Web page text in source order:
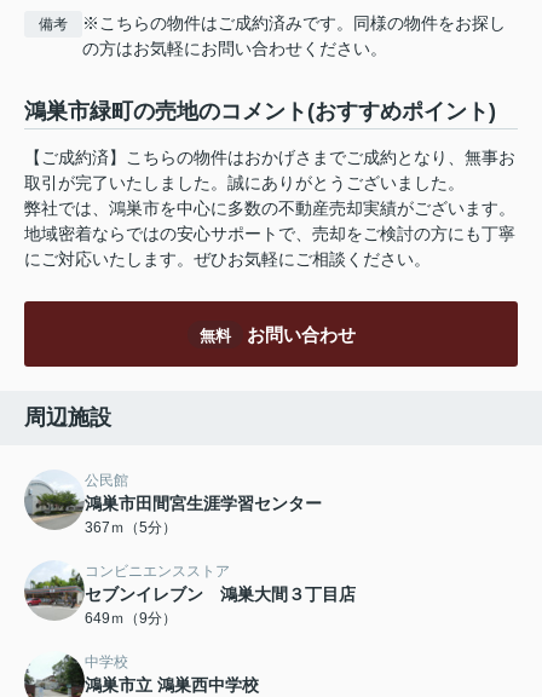
備考
※こちらの物件はご成約済みです。同様の物件をお探し
の方はお気軽にお問い合わせください。
鴻巣市緑町の売地のコメント(おすすめポイント)
【ご成約済】こちらの物件はおかげさまでご成約となり、無事お
取引が完了いたしました。誠にありがとうございました。
弊社では、鴻巣市を中心に多数の不動産売却実績がございます。
地域密着ならではの安心サポートで、売却をご検討の方にも丁寧
にご対応いたします。ぜひお気軽にご相談ください。
無料 お問い合わせ
周辺施設
公民館
鴻巣市田間宮生涯学習センター
367ｍ（5分）
コンビニエンスストア
セブンイレブン 鴻巣大間３丁目店
649ｍ（9分）
中学校
鴻巣市立 鴻巣西中学校